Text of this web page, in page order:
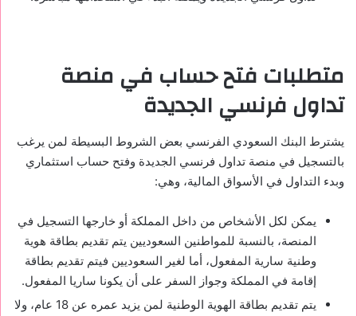
متطلبات فتح حساب في منصة
تداول فرنسي الجديدة
يشترط البنك السعودي الفرنسي بعض الشروط البسيطة لمن يرغب
بالتسجيل في منصة تداول فرنسي الجديدة وفتح حساب استثماري
وبدء التداول في الأسواق المالية، وهي:
يمكن لكل الأشخاص من داخل المملكة أو خارجها التسجيل في
المنصة، بالنسبة للمواطنين السعوديين يتم تقديم بطاقة هوية
وطنية سارية المفعول، أما لغير السعوديين فيتم تقديم بطاقة
إقامة في المملكة وجواز السفر على أن يكونا ساريا المفعول.
يتم تقديم بطاقة الهوية الوطنية لمن يزيد عمره عن 18 عام، ولا